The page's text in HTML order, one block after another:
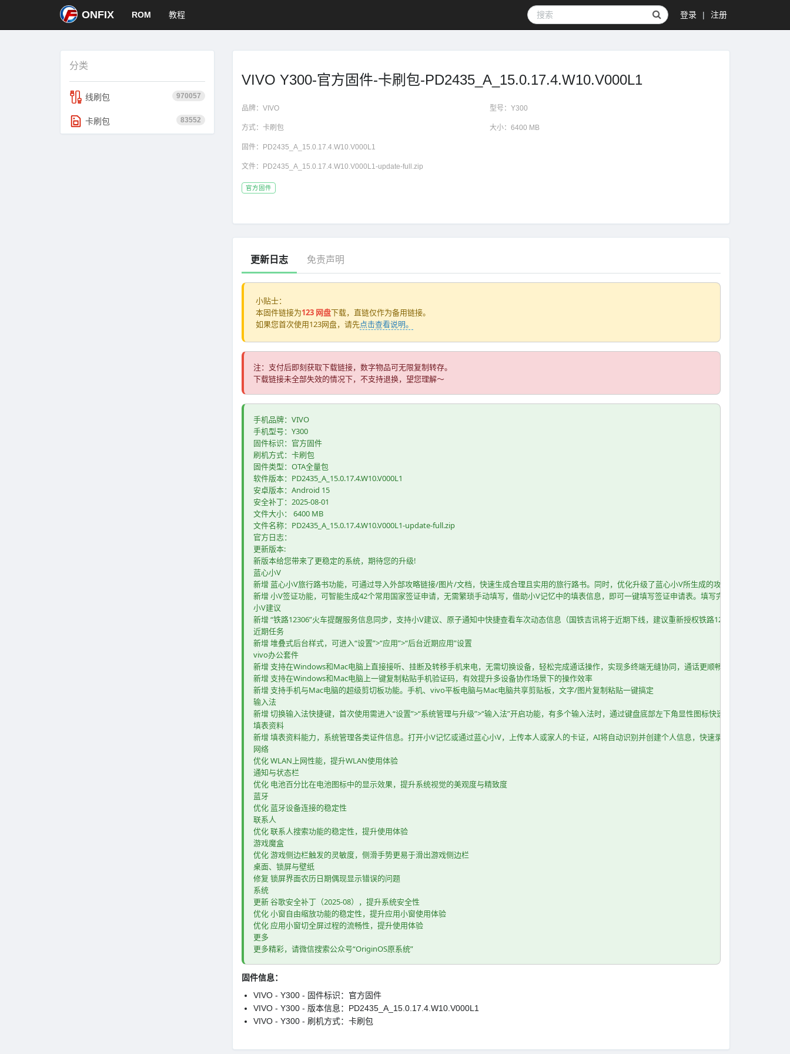
ONFIX ROM 教程 登录 | 注册
分类
970057
线刷包
83552
卡刷包
VIVO Y300-官方固件-卡刷包-PD2435_A_15.0.17.4.W10.V000L1
品牌： VIVO 型号：Y300
方式： 卡刷包 大小：6400 MB
固件： PD2435_A_15.0.17.4.W10.V000L1
文件： PD2435_A_15.0.17.4.W10.V000L1-update-full.zip
官方固件
更新日志 免责声明
小贴士：
本固件链接为123 网盘下载，直链仅作为备用链接。
如果您首次使用123网盘，请先点击查看说明。
注：支付后即刻获取下载链接，数字物品可无限复制转存。
下载链接未全部失效的情况下，不支持退换，望您理解～
手机品牌：VIVO
手机型号：Y300
固件标识：官方固件
刷机方式：卡刷包
固件类型：OTA全量包
软件版本：PD2435_A_15.0.17.4.W10.V000L1
安卓版本：Android 15
安全补丁：2025-08-01
文件大小： 6400 MB
文件名称：PD2435_A_15.0.17.4.W10.V000L1-update-full.zip
官方日志：
更新版本:
新版本给您带来了更稳定的系统，期待您的升级!
蓝心小V
新增 蓝心小V旅行路书功能，可通过导入外部攻略链接/图片/文档，快速生成合理且实用的旅行路书。同时，优化升级了蓝心小V所生成的攻略内容，为您打造
新增 小V签证功能，可智能生成42个常用国家签证申请，无需繁琐手动填写，借助小V记忆中的填表信息，即可一键填写签证申请表。填写完成后，还能轻松
小V建议
新增 “铁路12306”火车提醒服务信息同步，支持小V建议、原子通知中快捷查看车次动态信息（国铁吉讯将于近期下线，建议重新授权铁路12306，以免影响您
近期任务
新增 堆叠式后台样式，可进入“设置”>“应用”>“后台近期应用”设置
vivo办公套件
新增 支持在Windows和Mac电脑上直接接听、挂断及转移手机来电，无需切换设备，轻松完成通话操作，实现多终端无缝协同，通话更顺畅高效
新增 支持在Windows和Mac电脑上一键复制粘贴手机验证码，有效提升多设备协作场景下的操作效率
新增 支持手机与Mac电脑的超级剪切板功能。手机、vivo平板电脑与Mac电脑共享剪贴板，文字/图片复制粘贴一键搞定
输入法
新增 切换输入法快捷键，首次使用需进入“设置”>“系统管理与升级”>“输入法”开启功能，有多个输入法时，通过键盘底部左下角显性图标快速切换
填表资料
新增 填表资料能力，系统管理各类证件信息。打开小V记忆或通过蓝心小V，上传本人或家人的卡证，AI将自动识别并创建个人信息，快速录入到填表资料库
网络
优化 WLAN上网性能，提升WLAN使用体验
通知与状态栏
优化 电池百分比在电池图标中的显示效果，提升系统视觉的美观度与精致度
蓝牙
优化 蓝牙设备连接的稳定性
联系人
优化 联系人搜索功能的稳定性，提升使用体验
游戏魔盒
优化 游戏侧边栏触发的灵敏度，侧滑手势更易于滑出游戏侧边栏
桌面、锁屏与壁纸
修复 锁屏界面农历日期偶现显示错误的问题
系统
更新 谷歌安全补丁（2025-08），提升系统安全性
优化 小窗自由缩放功能的稳定性，提升应用小窗使用体验
优化 应用小窗切全屏过程的流畅性，提升使用体验
更多
更多精彩，请微信搜索公众号“OriginOS原系统”
固件信息：
VIVO - Y300 - 固件标识：官方固件
VIVO - Y300 - 版本信息：PD2435_A_15.0.17.4.W10.V000L1
VIVO - Y300 - 刷机方式：卡刷包